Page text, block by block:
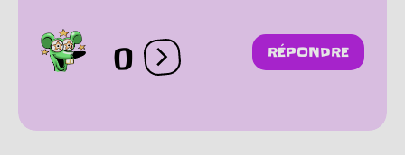
0 Ouvrir les réactions
RÉPONDRE